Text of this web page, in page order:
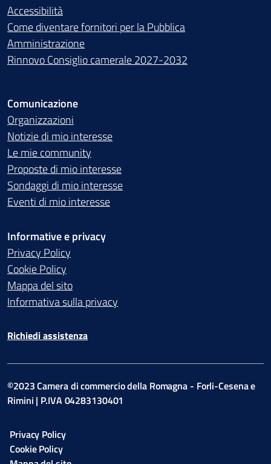
Accessibilità
Come diventare fornitori per la Pubblica
Amministrazione
Rinnovo Consiglio camerale 2027-2032
Comunicazione
Organizzazioni
Notizie di mio interesse
Le mie community
Proposte di mio interesse
Sondaggi di mio interesse
Eventi di mio interesse
Informative e privacy
Privacy Policy
Cookie Policy
Mappa del sito
Informativa sulla privacy
Richiedi assistenza
©2023 Camera di commercio della Romagna - Forli-Cesena e
Rimini | P.IVA 04283130401
Privacy Policy
Cookie Policy